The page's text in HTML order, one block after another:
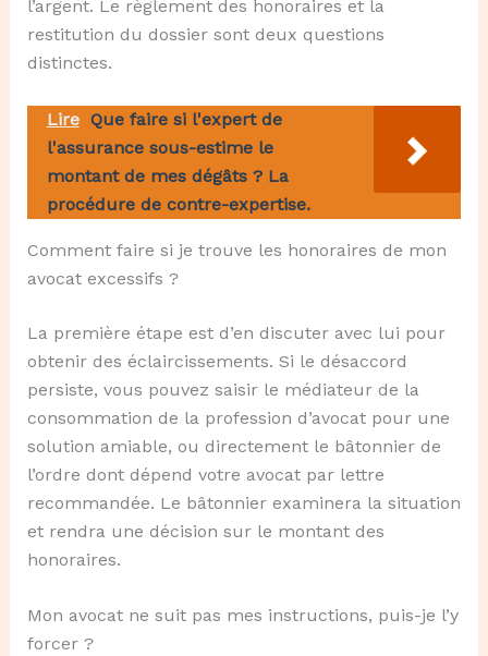
l’argent. Le règlement des honoraires et la
restitution du dossier sont deux questions
distinctes.
Lire Que faire si l'expert de
l'assurance sous-estime le
montant de mes dégâts ? La
procédure de contre-expertise.
Comment faire si je trouve les honoraires de mon
avocat excessifs ?
La première étape est d’en discuter avec lui pour
obtenir des éclaircissements. Si le désaccord
persiste, vous pouvez saisir le médiateur de la
consommation de la profession d’avocat pour une
solution amiable, ou directement le bâtonnier de
l’ordre dont dépend votre avocat par lettre
recommandée. Le bâtonnier examinera la situation
et rendra une décision sur le montant des
honoraires.
Mon avocat ne suit pas mes instructions, puis-je l’y
forcer ?